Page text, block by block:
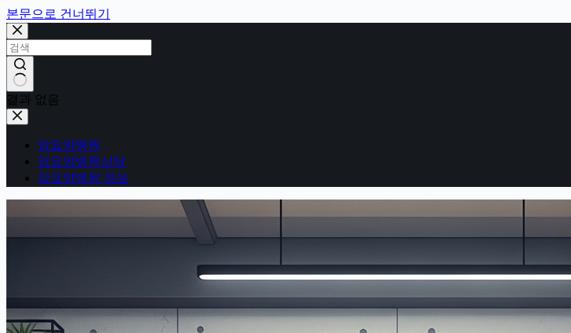
본문으로 건너뛰기
결과 없음
암요양병원
암요양병원상담
암요양병원 정보